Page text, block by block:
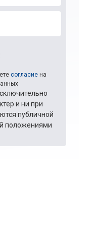
согласие на
и ни при
публичной
положениями